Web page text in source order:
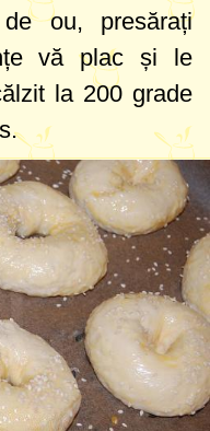
ou, presărați
vă plac și le
la 200 grade